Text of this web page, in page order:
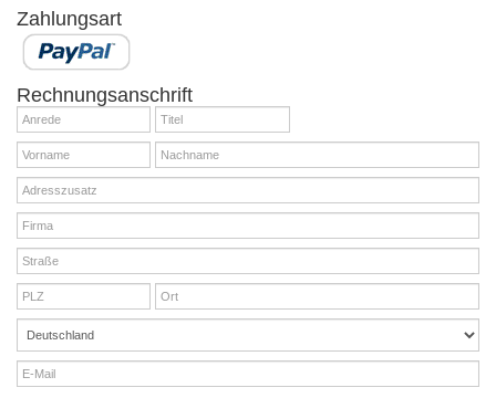
Zahlungsart
Rechnungsanschrift